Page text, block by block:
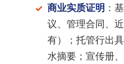
商业实质证明 ：
议、管理合同、
有）；托管行出
水摘要；宣传册